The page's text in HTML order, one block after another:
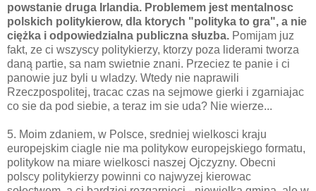
powstanie druga Irlandia. Problemem jest mentalnosc
polskich politykierow, dla ktorych "polityka to gra", a nie
ciężka i odpowiedzialna publiczna słuzba. Pomijam juz
fakt, ze ci wszyscy politykierzy, ktorzy poza liderami tworza
daną partie, sa nam swietnie znani. Przeciez te panie i ci
panowie juz byli u wladzy. Wtedy nie naprawili
Rzeczpospolitej, tracac czas na sejmowe gierki i zgarniajac
co sie da pod siebie, a teraz im sie uda? Nie wierze...
5. Moim zdaniem, w Polsce, sredniej wielkosci kraju
europejskim ciagle nie ma politykow europejskiego formatu,
politykow na miare wielkosci naszej Ojczyzny. Obecni
polscy politykierzy powinni co najwyzej kierowac